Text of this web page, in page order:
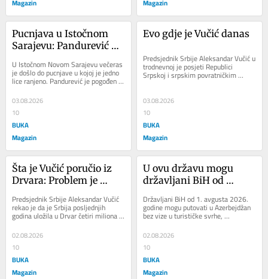
Magazin Magazin
Pucnjava u Istočnom
Sarajevu: Pandurević
bjekstvu
U Istočnom Novom Sarajevu večeras
je došlo do pucnjave u kojoj je jedno
lice ranjeno. Pandurević je pogođen s
najmanje dva hica iz vatrenog...
03.08.2026
10
BUKA
Magazin
Evo gdje je Vučić danas
Predsjednik Srbije Aleksandar Vučić u
trodnevnoj je posjeti Republici
Srpskoj i srpskim povratničkim
opštinama u Federaciji BiH. Danas bi
03.08.2026
10
BUKA
Magazin
Šta je Vučić poručio iz
Drvara: Problem je
Predsjednik Srbije Aleksandar Vučić
rekao je da je Srbija posljednjih
godina uložila u Drvar četiri miliona
eura, te poručio da Drvar uvijek...
02.08.2026
10
BUKA
Magazin
U ovu državu mogu
državljani BiH od
Državljani BiH od 1. avgusta 2026.
godine mogu putovati u Azerbejdžan
bez vize u turističke svrhe,
Azerbejdžana o...
02.08.2026
10
BUKA
Magazin